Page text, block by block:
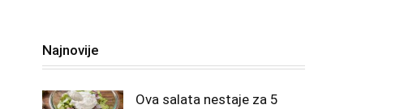
Najnovije
Ova salata nestaje za 5